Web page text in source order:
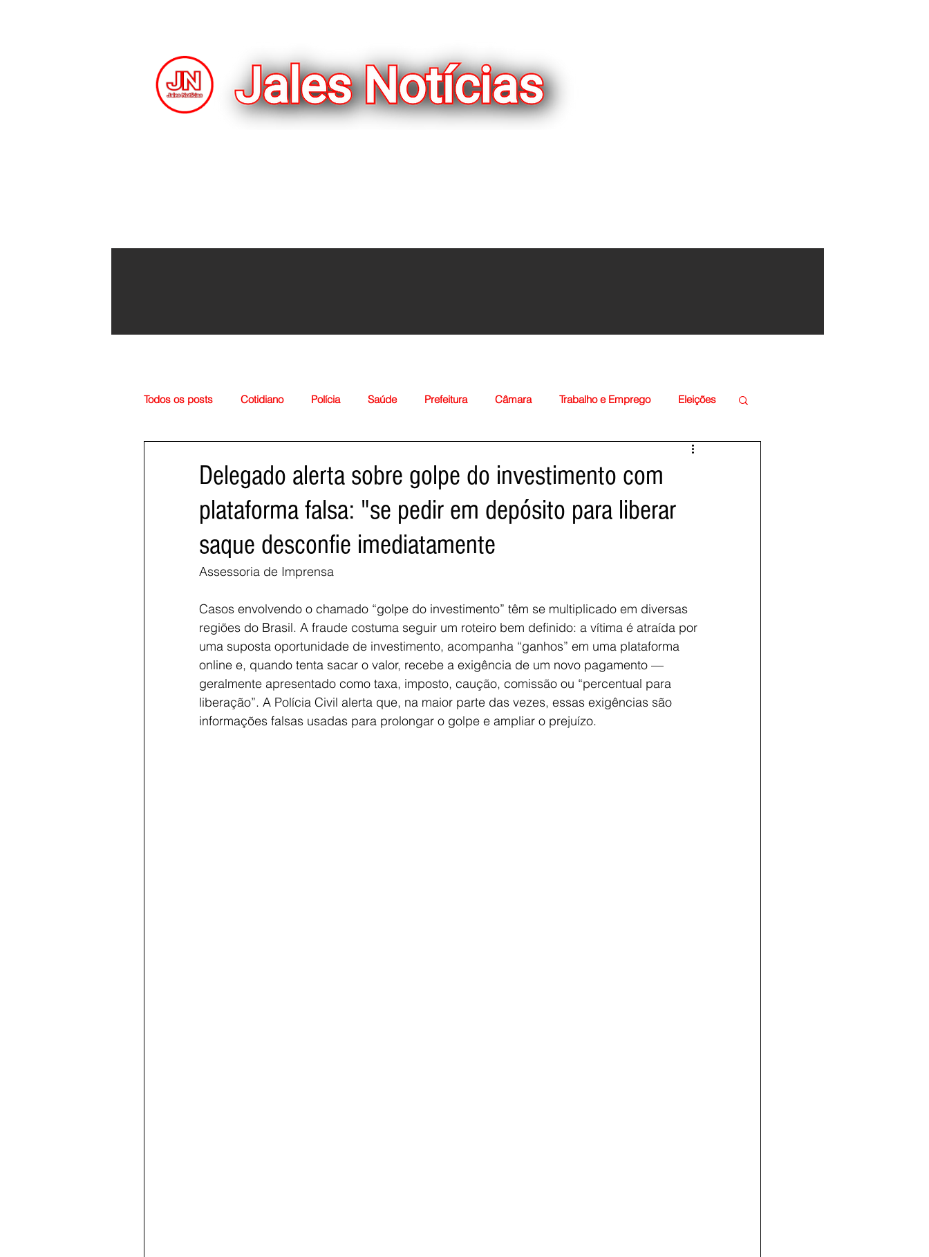
Todos os posts Cotidiano Polícia Saúde Prefeitura Câmara Trabalho e Emprego Eleições
Delegado alerta sobre golpe do investimento com
plataforma falsa: "se pedir em depósito para liberar
saque desconfie imediatamente
Assessoria de Imprensa
Casos envolvendo o chamado “golpe do investimento” têm se multiplicado em diversas
regiões do Brasil. A fraude costuma seguir um roteiro bem definido: a vítima é atraída por
uma suposta oportunidade de investimento, acompanha “ganhos” em uma plataforma
online e, quando tenta sacar o valor, recebe a exigência de um novo pagamento —
geralmente apresentado como taxa, imposto, caução, comissão ou “percentual para
liberação”. A Polícia Civil alerta que, na maior parte das vezes, essas exigências são
informações falsas usadas para prolongar o golpe e ampliar o prejuízo.